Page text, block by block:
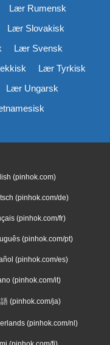
Lær Rumensk
Lær Slovakisk
Lær Svensk
Lær Tyrkisk
Lær Ungarsk
(pinhok.com)
(pinhok.com/de)
(pinhok.com/fr)
(pinhok.com/pt)
(pinhok.com/es)
(pinhok.com/it)
語 (pinhok.com/ja)
(pinhok.com/nl)